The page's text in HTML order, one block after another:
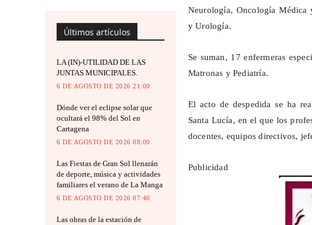
Últimos artículos
LA (IN)-UTILIDAD DE LAS
JUNTAS MUNICIPALES.
6 DE AGOSTO DE 2026 21:00
Dónde ver el eclipse solar que
ocultará el 98% del Sol en
Cartagena
6 DE AGOSTO DE 2026 08:00
Las Fiestas de Gran Sol llenarán
de deporte, música y actividades
familiares el verano de La Manga
6 DE AGOSTO DE 2026 07:40
Las obras de la estación de
Neurología, Oncología Médica
y Urología.
Se suman, 17 enfermeras
Matronas y Pediatría.
El acto de despedida se ha
Santa Lucía, en el que los
docentes, equipos directivos,
Publicidad